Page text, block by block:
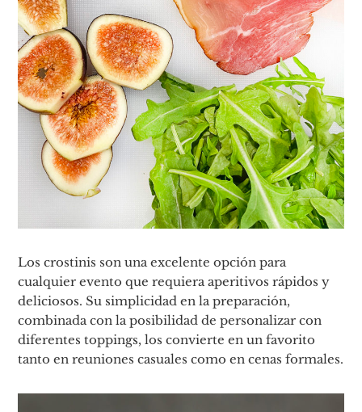
Los crostinis son una excelente opción para
cualquier evento que requiera aperitivos rápidos y
deliciosos. Su simplicidad en la preparación,
combinada con la posibilidad de personalizar con
diferentes toppings, los convierte en un favorito
tanto en reuniones casuales como en cenas formales.